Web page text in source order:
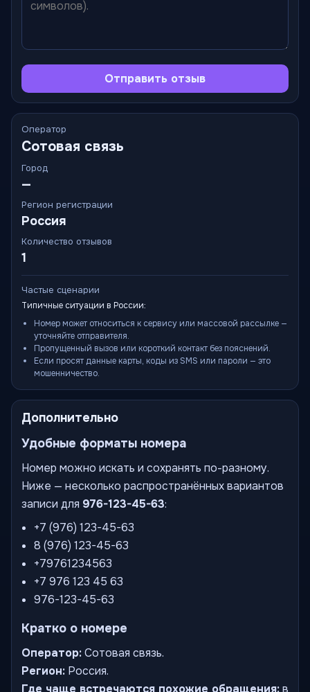
Отправить отзыв
Оператор
Сотовая связь
Город
—
Регион регистрации
Россия
Количество отзывов
1
Частые сценарии
Типичные ситуации в России:
Номер может относиться к сервису или массовой рассылке —
уточняйте отправителя.
Пропущенный вызов или короткий контакт без пояснений.
Если просят данные карты, коды из SMS или пароли — это
мошенничество.
Дополнительно
Удобные форматы номера
Номер можно искать и сохранять по-разному.
Ниже — несколько распространённых вариантов
записи для 976-123-45-63:
+7 (976) 123-45-63
8 (976) 123-45-63
+79761234563
+7 976 123 45 63
976-123-45-63
Кратко о номере
Оператор:Сотовая связь.
Регион: Россия.
Где чаще встречаются похожие обращения:в